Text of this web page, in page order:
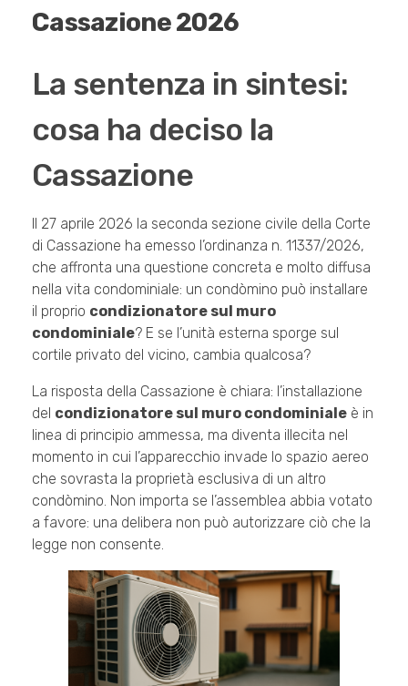
Cassazione 2026
La sentenza in sintesi:
cosa ha deciso la
Cassazione
Il 27 aprile 2026 la seconda sezione civile della Corte
di Cassazione ha emesso l’ordinanza n. 11337/2026,
che affronta una questione concreta e molto diffusa
nella vita condominiale: un condòmino può installare
il proprio condizionatore sul muro
condominiale? E se l’unità esterna sporge sul
cortile privato del vicino, cambia qualcosa?
La risposta della Cassazione è chiara: l’installazione
del condizionatore sul muro condominiale è in
linea di principio ammessa, ma diventa illecita nel
momento in cui l’apparecchio invade lo spazio aereo
che sovrasta la proprietà esclusiva di un altro
condòmino. Non importa se l’assemblea abbia votato
a favore: una delibera non può autorizzare ciò che la
legge non consente.